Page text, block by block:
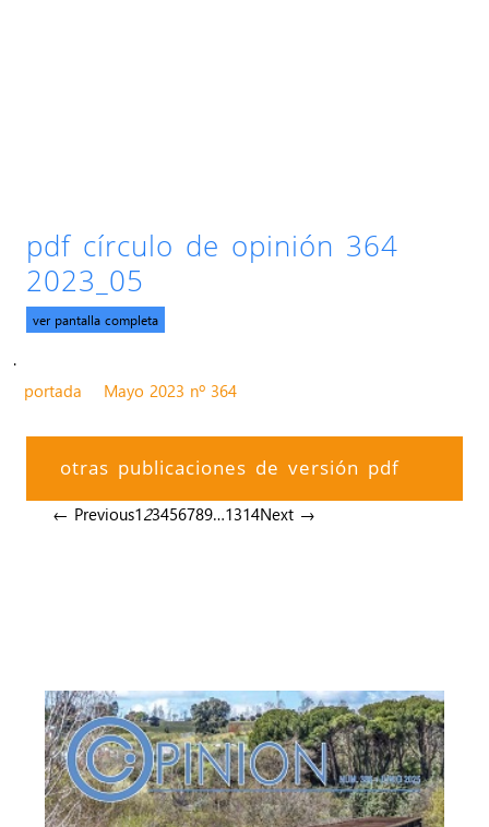
pdf círculo de opinión 364
2023_05
ver pantalla completa
.
portada
Mayo 2023 nº 364
otras publicaciones de versión pdf
← Previous123456789…1314Next →